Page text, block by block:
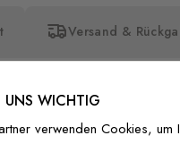
Versand &
UNS WICHTIG
verwenden Cookies,